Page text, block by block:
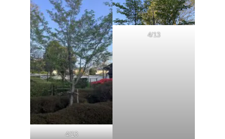
4/13
4/13